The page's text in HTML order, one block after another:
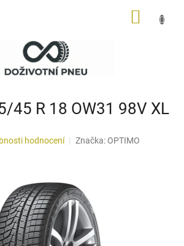
45 R 18 OW31 98V XL
hodnocení Značka: OPTIMO